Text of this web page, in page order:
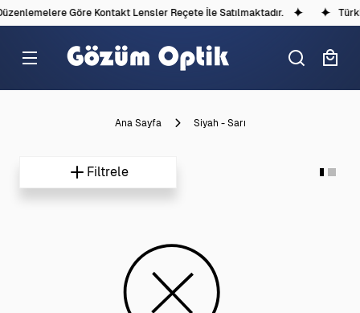
Göre Kontakt Lensler Reçete İle Satılmaktadır.
Ana Sayfa Siyah - Sarı
Filtrele